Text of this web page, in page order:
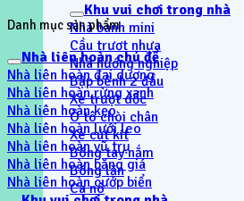
Khu vui chơi trong nhà
Nhà banh mini
Cầu trươt nhựa
Nhà hướng nghiệp
Bập bênh 2 đầu
Xe trượt dốc
Ô tô chòi chân
Xe cút kít
Bóng tay nắm
Bóng lăn
Ca nô
Danh mục sản phẩm
Nhà liên hoàn chủ đề
Nhà liên hoàn đại dương
Nhà liên hoàn rừng xanh
Nhà liên hoàn kẹo
Nhà liên hoàn lưới leo
Nhà liên hoàn vũ trụ
Nhà liên hoàn băng giá
Nhà liên hoàn cướp biển